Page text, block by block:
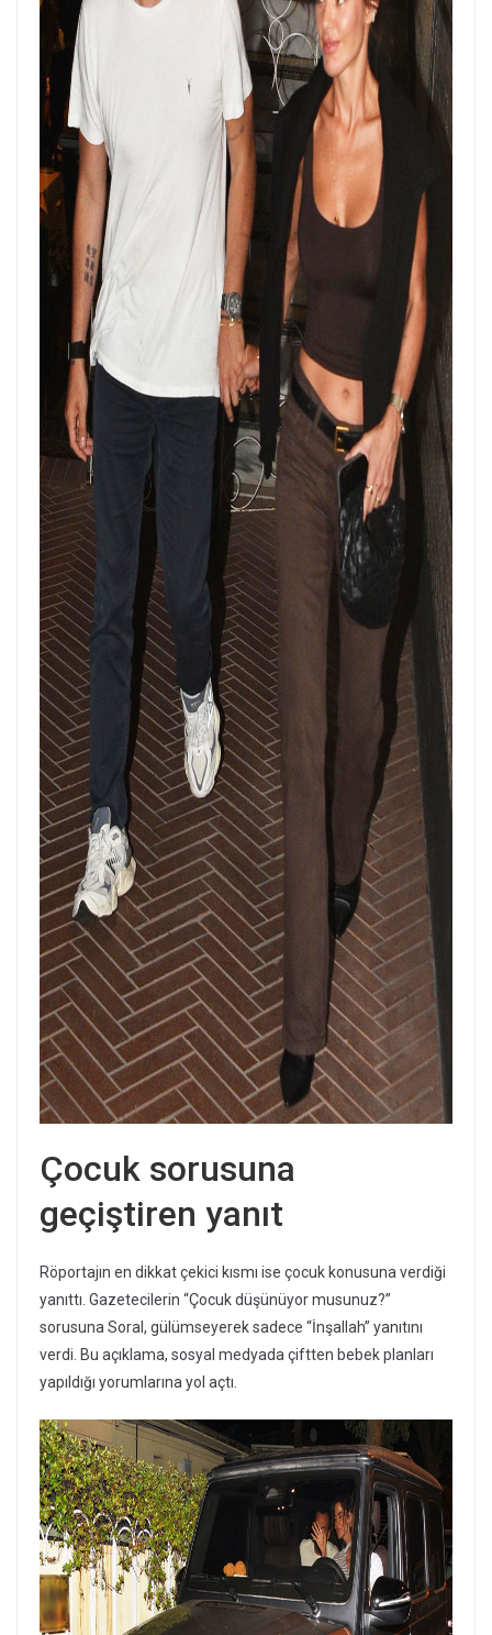
Çocuk sorusuna
geçiştiren yanıt
Röportajın en dikkat çekici kısmı ise çocuk konusuna verdiği
yanıttı. Gazetecilerin “Çocuk düşünüyor musunuz?”
sorusuna Soral, gülümseyerek sadece “İnşallah” yanıtını
verdi. Bu açıklama, sosyal medyada çiftten bebek planları
yapıldığı yorumlarına yol açtı.